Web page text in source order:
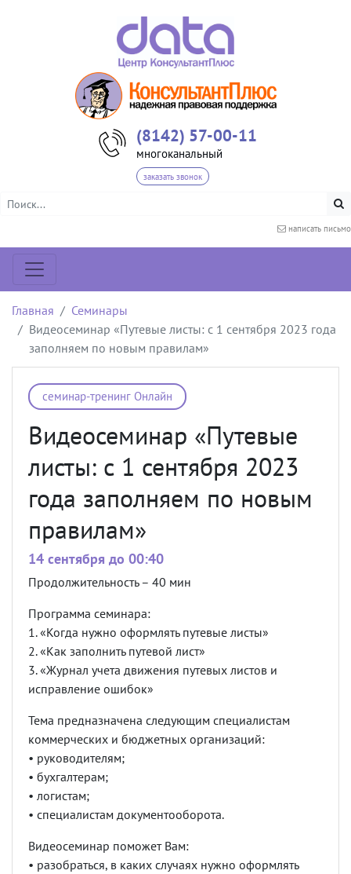
(8142) 57-00-11
многоканальный
заказать звонок
написать письмо
Главная
Семинары
Видеосеминар «Путевые листы: с 1 сентября 2023 года
заполняем по новым правилам»
семинар-тренинг Онлайн
Видеосеминар «Путевые
листы: с 1 сентября 2023
года заполняем по новым
правилам»
14 сентября до 00:40
Продолжительность – 40 мин
Программа семинара:
1. «Когда нужно оформлять путевые листы»
2. «Как заполнить путевой лист»
3. «Журнал учета движения путевых листов и
исправление ошибок»
Тема предназначена следующим специалистам
коммерческих и бюджетных организаций:
• руководителям;
• бухгалтерам;
• логистам;
• специалистам документооборота.
Видеосеминар поможет Вам:
• разобраться, в каких случаях нужно оформлять